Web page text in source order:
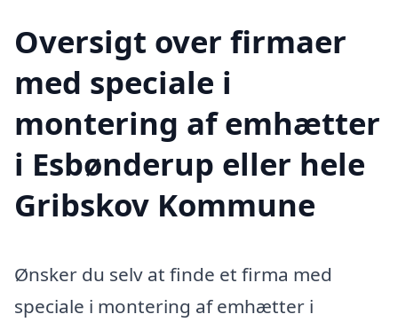
Oversigt over firmaer
med speciale i
montering af emhætter
i Esbønderup eller hele
Gribskov Kommune
Ønsker du selv at finde et firma med
speciale i montering af emhætter i